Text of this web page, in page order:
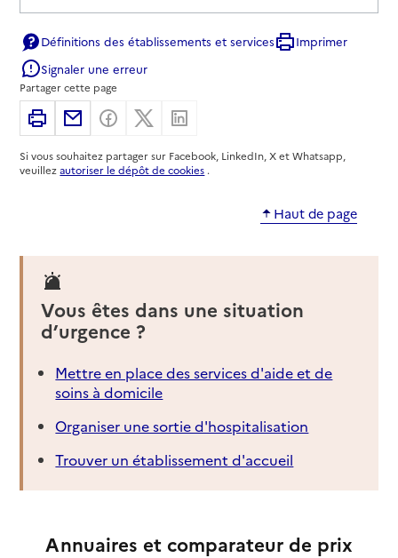
Définitions des établissements et services
Imprimer
Signaler une erreur
Partager cette page
ImprimerPartager par email
Partager sur Facebook
Partager sur X
Si vous souhaitez partager sur Facebook, LinkedIn, X et Whatsapp,
veuillezautoriser le dépôt de cookies .
Haut de page
Vous êtes dans une situation
d’urgence ?
Mettre en place des services d'aide et de
soins à domicile
Organiser une sortie d'hospitalisation
Trouver un établissement d'accueil
Annuaires et comparateur de prix